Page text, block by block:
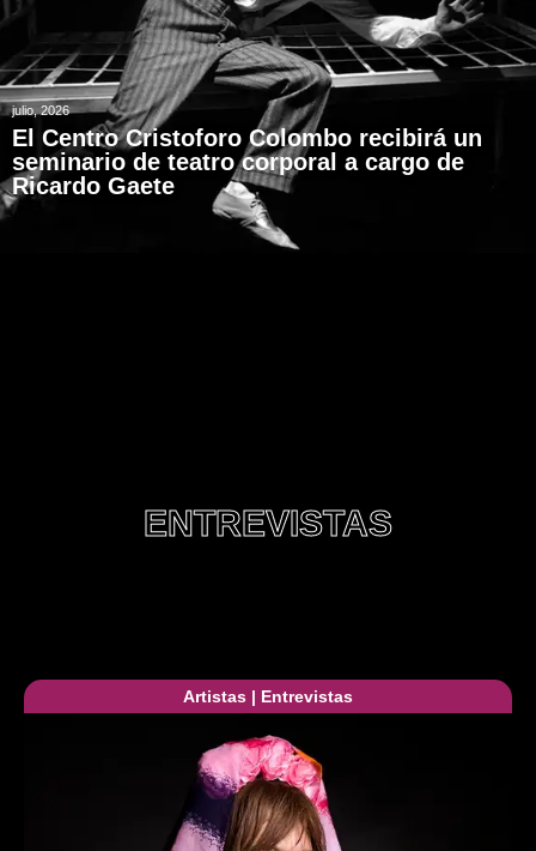
julio, 2026
El Centro Cristoforo Colombo recibirá un
seminario de teatro corporal a cargo de
Ricardo Gaete
ENTREVISTAS
Artistas | Entrevistas